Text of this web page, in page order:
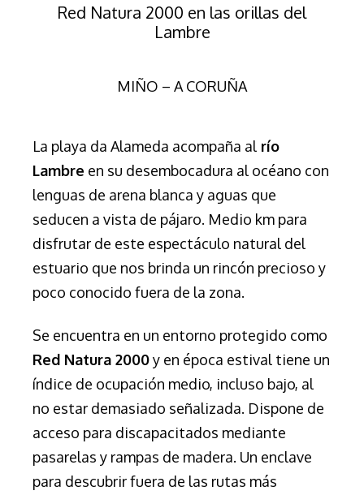
Red Natura 2000 en las orillas del
Lambre
MIÑO – A CORUÑA
La playa da Alameda acompaña al río
Lambre en su desembocadura al océano con
lenguas de arena blanca y aguas que
seducen a vista de pájaro. Medio km para
disfrutar de este espectáculo natural del
estuario que nos brinda un rincón precioso y
poco conocido fuera de la zona.
Se encuentra en un entorno protegido como
Red Natura 2000y en época estival tiene un
índice de ocupación medio, incluso bajo, al
no estar demasiado señalizada. Dispone de
acceso para discapacitados mediante
pasarelas y rampas de madera. Un enclave
para descubrir fuera de las rutas más